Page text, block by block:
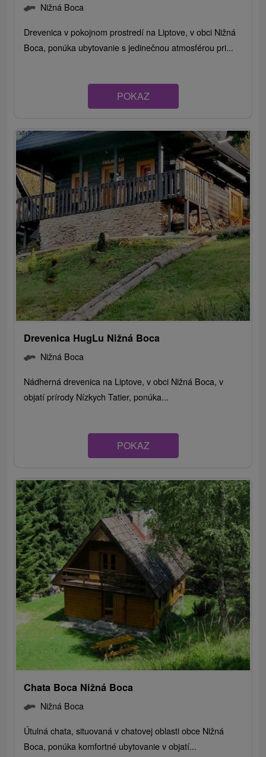
Nižná Boca
Drevenica v pokojnom prostredí na Liptove, v obci Nižná
Boca, ponúka ubytovanie s jedinečnou atmosférou pri...
POKAZ
Drevenica HugLu Nižná Boca
Nižná Boca
Nádherná drevenica na Liptove, v obci Nižná Boca, v
objatí prírody Nízkych Tatier, ponúka...
POKAZ
Chata Boca Nižná Boca
Nižná Boca
Útulná chata, situovaná v chatovej oblasti obce Nižná
Boca, ponúka komfortné ubytovanie v objatí...